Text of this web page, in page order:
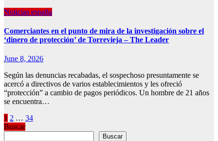
Noticias españa
Comerciantes en el punto de mira de la investigación sobre el
‘dinero de protección’ de Torrevieja – The Leader
June 8, 2026
Según las denuncias recabadas, el sospechoso presuntamente se
acercó a directivos de varios establecimientos y les ofreció
“protección” a cambio de pagos periódicos. Un hombre de 21 años
se encuentra…
Posts
pagination
1 2 … 34
Buscar
Buscar